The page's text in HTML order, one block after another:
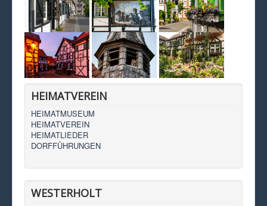
HEIMATVEREIN
HEIMATMUSEUM
HEIMATVEREIN
HEIMATLIEDER
DORFFÜHRUNGEN
WESTERHOLT